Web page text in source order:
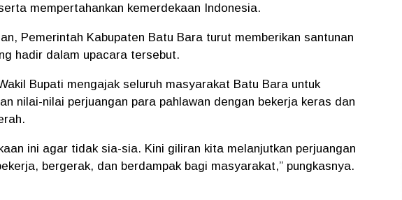
mempertahankan kemerdekaan Indonesia.
Pemerintah Kabupaten Batu Bara turut memberikan santunan
hadir dalam upacara tersebut.
Bupati mengajak seluruh masyarakat Batu Bara untuk
nilai-nilai perjuangan para pahlawan dengan bekerja keras dan
ini agar tidak sia-sia. Kini giliran kita melanjutkan perjuangan
bergerak, dan berdampak bagi masyarakat,” pungkasnya.